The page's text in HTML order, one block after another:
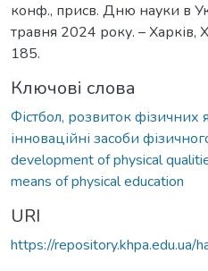
конф., присв. Дню науки в
травня 2024 року. –
185.
Ключові слова
Фістбол, розвиток фізичних
інноваційні засоби
development of physical
means of physical education
URI
https://